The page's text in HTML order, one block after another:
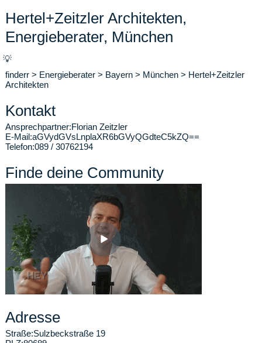
Hertel+Zeitzler Architekten,
Energieberater, München
💡
finderr > Energieberater > Bayern > München > Hertel+Zeitzler
Architekten
Kontakt
Ansprechpartner:Florian Zeitzler
E-Mail:aGVydGVsLnplaXR6bGVyQGdteC5kZQ==
Telefon:089 / 30762194
Finde deine Community
Adresse
Straße:Sulzbeckstraße 19